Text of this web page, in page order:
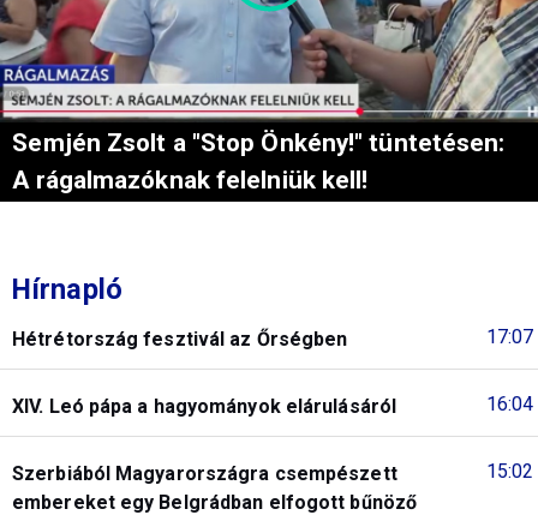
Semjén Zsolt a "Stop Önkény!" tüntetésen:
A rágalmazóknak felelniük kell!
Hírnapló
17:07
Hétrétország fesztivál az Őrségben
16:04
XIV. Leó pápa a hagyományok elárulásáról
15:02
Szerbiából Magyarországra csempészett
embereket egy Belgrádban elfogott bűnöző